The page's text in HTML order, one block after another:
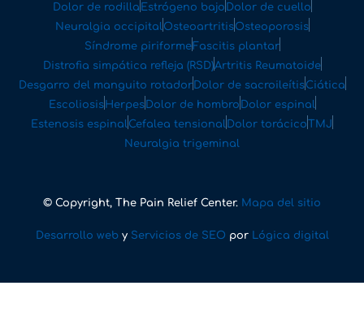
Dolor de rodilla Estrógeno bajo Dolor de cuello
Neuralgia occipital OsteoartritisOsteoporosis
Síndrome piriformeFascitis plantar
Distrofia simpática refleja (RSD)Artritis Reumatoide
Desgarro del manguito rotador Dolor de sacroileítisCiática
Escoliosis Herpes Dolor de hombro Dolor espinal
Estenosis espinal Cefalea tensional Dolor torácicoTMJ
Neuralgia trigeminal
© Copyright, The Pain Relief Center. Mapa del sitio
Desarrollo weby Servicios de SEO por Lógica digital